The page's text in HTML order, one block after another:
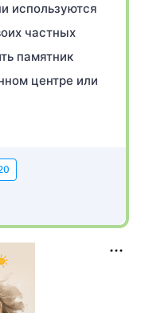
используются
частных
памятник
центре или